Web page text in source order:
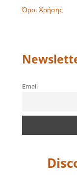
Όροι Χρήσης
Email